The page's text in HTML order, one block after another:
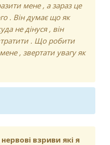
мене , а зараз це
. Він думає що як
не дінуся , він
. Що робити
, звертати увагу як
взриви які я